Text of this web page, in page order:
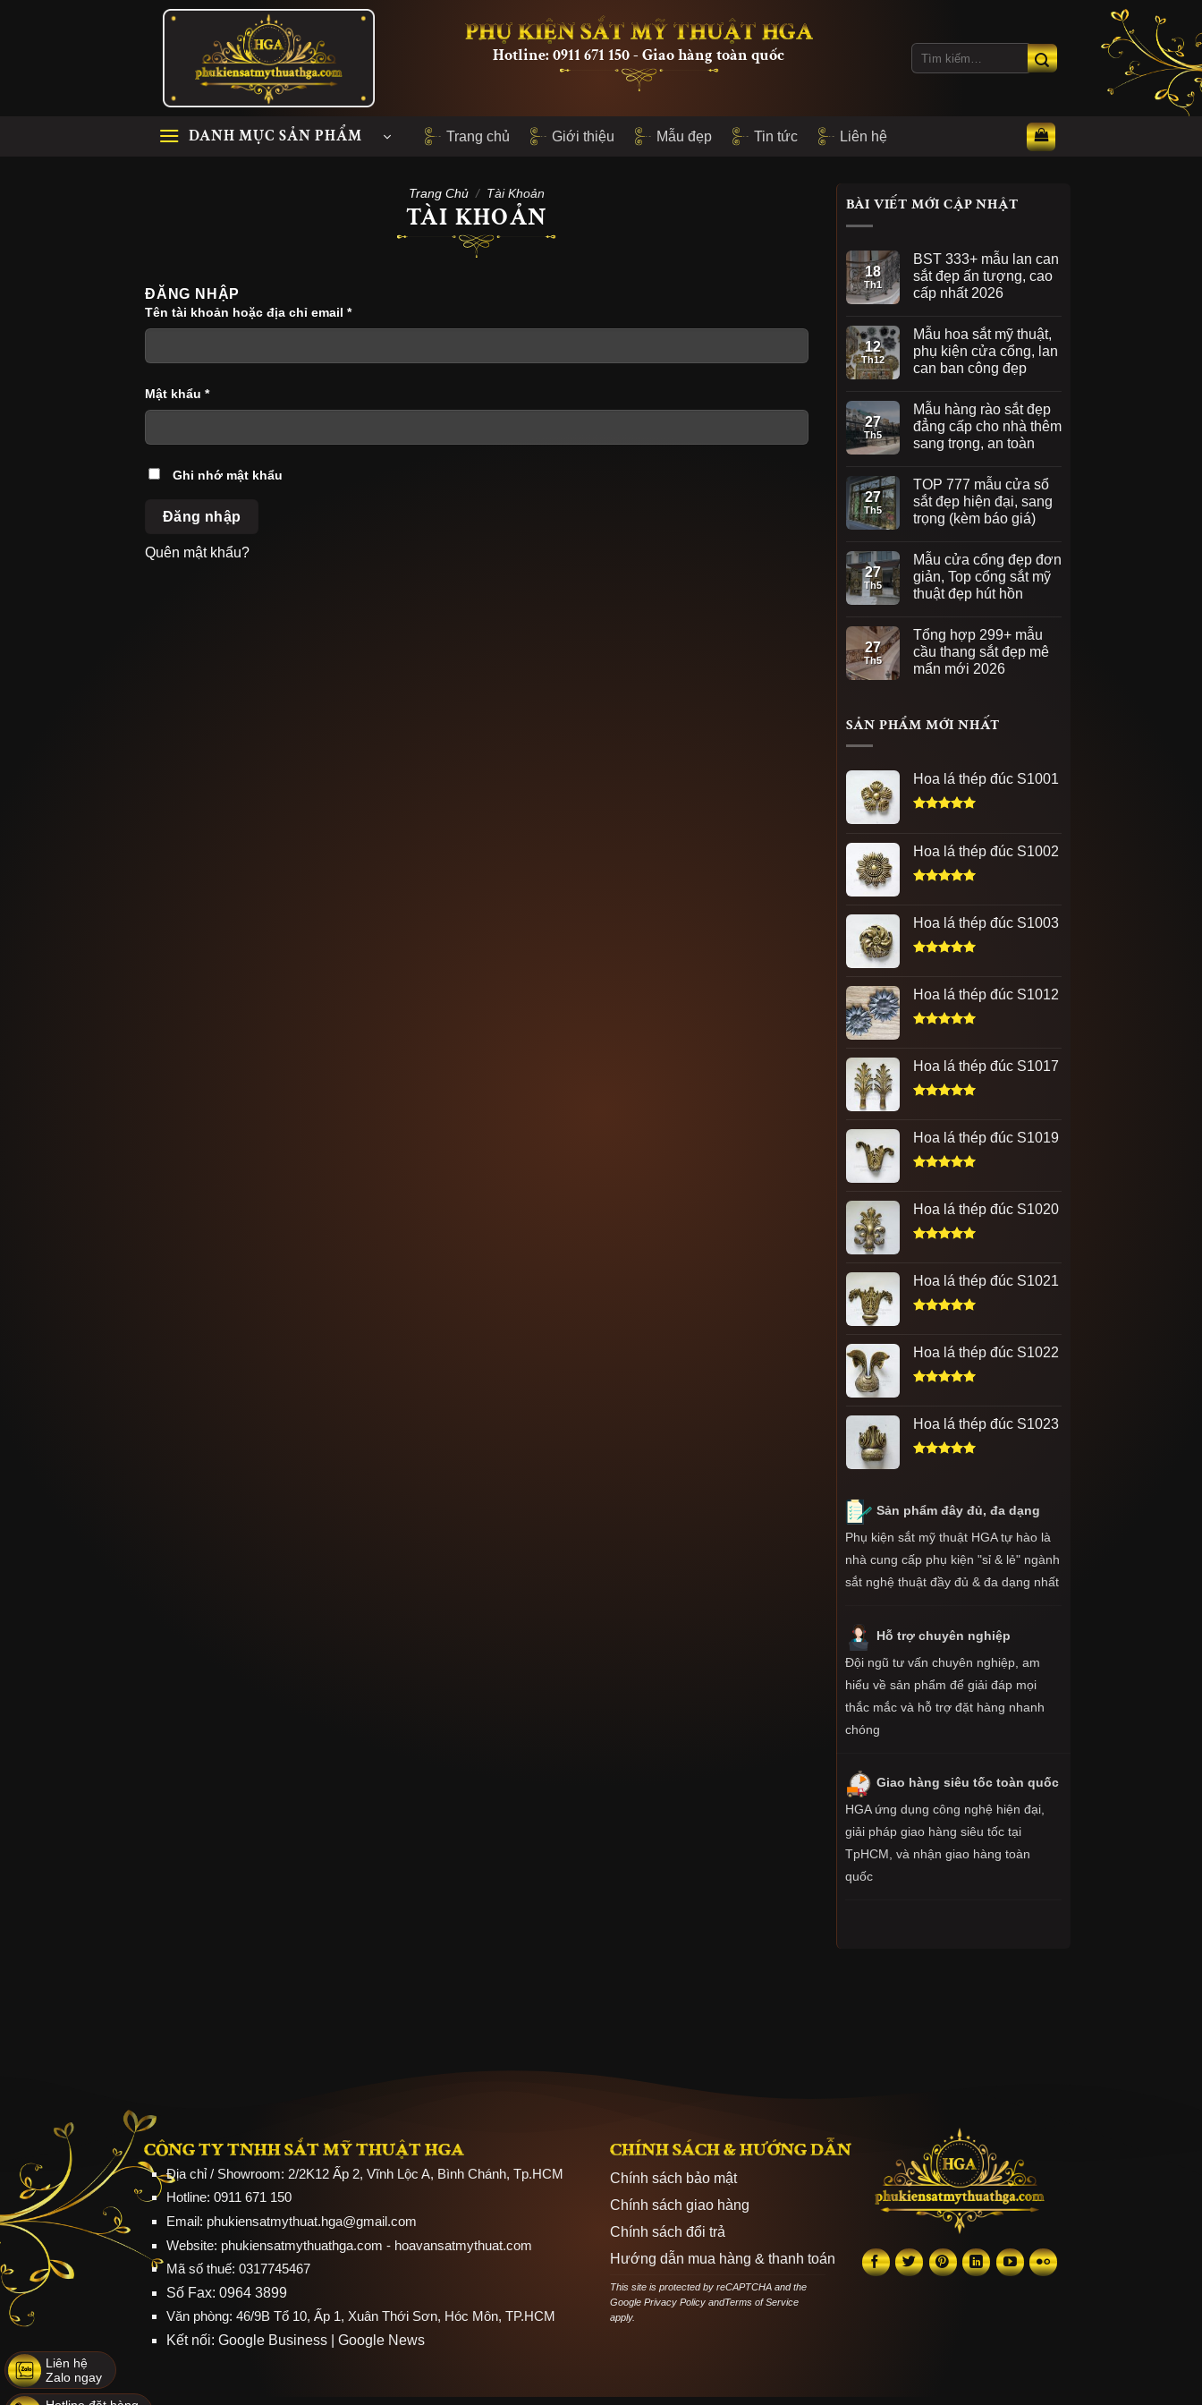
PHỤ KIỆN SẮT MỸ THUẬT HGA
Hotline: 0911 671 150 - Giao hàng toàn quốc
Tìm
kiếm:
DANH MỤC SẢN PHẨM Trang chủ Giới thiệu Mẫu đẹp Tin tức Liên hệ
Trang Chủ / Tài Khoản
TÀI KHOẢN
ĐĂNG NHẬP
Tên tài khoản hoặc địa chỉ email *
Mật khẩu *
Ghi nhớ mật khẩu
Đăng nhập
Quên mật khẩu?
BÀI VIẾT MỚI CẬP NHẬT
18
Th1
BST 333+ mẫu lan can
sắt đẹp ấn tượng, cao
cấp nhất 2026
12
Th12
Mẫu hoa sắt mỹ thuật,
phụ kiện cửa cổng, lan
can ban công đẹp
27
Th5
Mẫu hàng rào sắt đẹp
đẳng cấp cho nhà thêm
sang trọng, an toàn
27
Th5
TOP 777 mẫu cửa sổ
sắt đẹp hiện đại, sang
trọng (kèm báo giá)
27
Th5
Mẫu cửa cổng đẹp đơn
giản, Top cổng sắt mỹ
thuật đẹp hút hồn
27
Th5
Tổng hợp 299+ mẫu
cầu thang sắt đẹp mê
mẩn mới 2026
SẢN PHẨM MỚI NHẤT
Hoa lá thép đúc S1001
5 sao
Hoa lá thép đúc S1002
5 sao
Hoa lá thép đúc S1003
5 sao
Hoa lá thép đúc S1012
5 sao
Hoa lá thép đúc S1017
5 sao
Hoa lá thép đúc S1019
5 sao
Hoa lá thép đúc S1020
5 sao
Hoa lá thép đúc S1021
5 sao
Hoa lá thép đúc S1022
5 sao
Hoa lá thép đúc S1023
Sản phẩm đây đủ, đa dạng
Phụ kiện sắt mỹ thuật HGA tự hào là
nhà cung cấp phụ kiện "sỉ & lẻ" ngành
sắt nghệ thuật đầy đủ & đa dạng nhất
Hỗ trợ chuyên nghiệp
Đội ngũ tư vấn chuyên nghiệp, am
hiểu về sản phẩm để giải đáp mọi
thắc mắc và hỗ trợ đặt hàng nhanh
chóng
Giao hàng siêu tốc toàn quốc
HGA ứng dụng công nghệ hiện đại,
giải pháp giao hàng siêu tốc tại
TpHCM, và nhận giao hàng toàn
quốc
CÔNG TY TNHH SẮT MỸ THUẬT HGA
Địa chỉ / Showroom: 2/2K12 Ấp 2, Vĩnh Lộc A, Bình Chánh, Tp.HCM
Hotline: 0911 671 150
Email: phukiensatmythuat.hga@gmail.com
Website: phukiensatmythuathga.com - hoavansatmythuat.com
Mã số thuế: 0317745467
Số Fax: 0964 3899
Văn phòng: 46/9B Tổ 10, Ấp 1, Xuân Thới Sơn, Hóc Môn, TP.HCM
Kết nối:Google Business |Google News
CHÍNH SÁCH & HƯỚNG DẪN
Chính sách bảo mật
Chính sách giao hàng
Chính sách đổi trả
Hướng dẫn mua hàng & thanh toán
This site is protected by reCAPTCHA and the
Google Privacy PolicyandTerms of Service
apply.
Liên hệ
Zalo ngay